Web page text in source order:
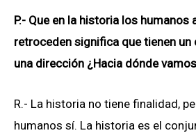
P.- Que en la historia los humanos
retroceden significa que tienen
una dirección ¿Hacia dónde
R.- La historia no tiene finalidad,
humanos sí. La historia es el